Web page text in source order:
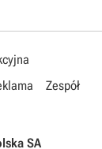
Zespół
SA